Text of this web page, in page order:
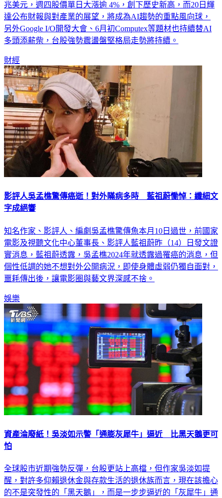
兆美元，週四股價單日大漲逾 4%，創下歷史新高，而20日輝
達公布財報與對產業的展望，將成為AI趨勢的重點風向球，
另外Google I/O開發大會、6月初Computex等題材也持續替AI
多頭添薪柴，台股強勢震盪盤堅格局走勢將持續。
財經
影評人吳孟樵驚傳癌逝！對外瞞病多時 藍祖蔚慟悼：纖細文
字成絕響
知名作家、影評人、編劇吳孟樵驚傳魚本月10日過世，前國家
電影及視聽文化中心董事長、影評人藍祖蔚昨（14）日發文證
實消息，藍祖蔚透露，吳孟樵2024年就透露過罹癌的消息，但
個性低調的她不想對外公開病況，即使身體虛弱仍獨自面對，
噩耗傳出後，讓電影圈與藝文界深感不捨。
娛樂
資產淪廢紙！吳淡如示警「通膨灰犀牛」逼近 比黑天鵝更可
怕
全球股市近期強勢反彈，台股更站上高檔，但作家吳淡如提
醒，對許多仰賴退休金與存款生活的退休族而言，現在該擔心
的不是突發性的「黑天鵝」，而是一步步逼近的「灰犀牛」通